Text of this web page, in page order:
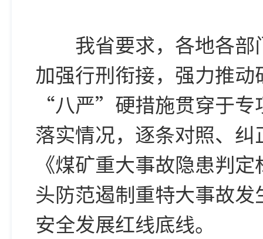
我省要求，各地各部
加强行刑衔接，强力推
“八严”硬措施贯穿于专
落实情况，逐条对照、
《煤矿重大事故隐患判
头防范遏制重特大事故
安全发展红线底线。